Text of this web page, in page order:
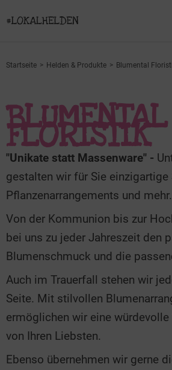
Startseite Helden & Produkte Blumental
BLUMENTAL
FLORISTIK
"Unikate statt Massenware" -
gestalten wir für Sie einzigartige
Pflanzenarrangements und mehr.
Von der Kommunion bis zur
bei uns zu jeder Jahreszeit den
Blumenschmuck und die
Auch im Trauerfall stehen wir
Seite. Mit stilvollen
ermöglichen wir eine würdevolle
von Ihren Liebsten.
Ebenso übernehmen wir gerne